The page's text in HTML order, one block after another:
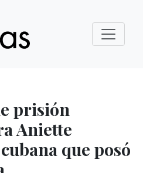
prisión
Aniette
que posó